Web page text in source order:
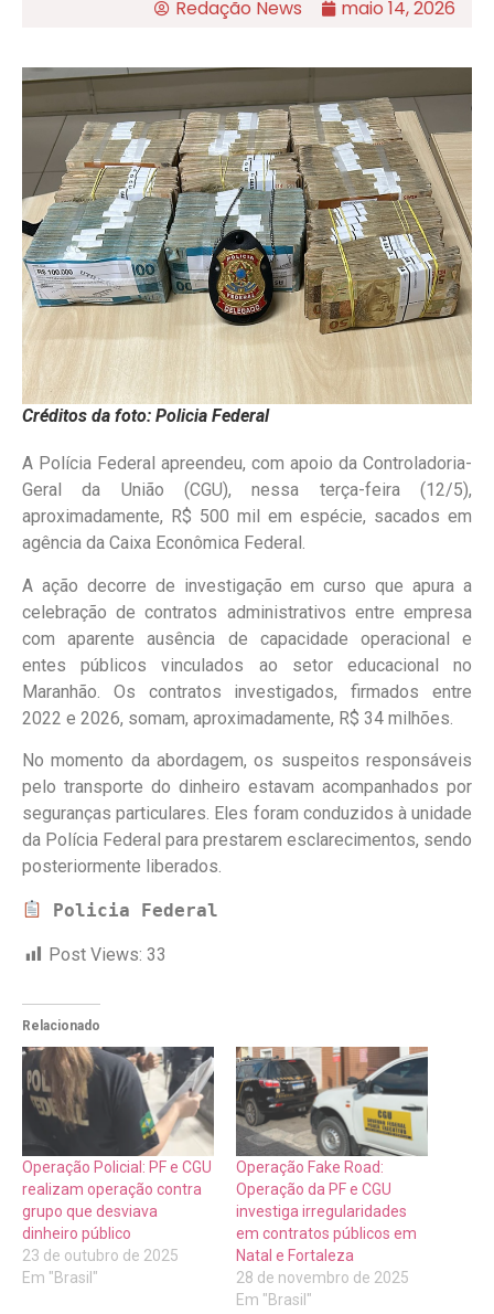
Redação News maio 14, 2026
Créditos da foto: Policia Federal
A Polícia Federal apreendeu, com apoio da Controladoria-
Geral da União (CGU), nessa terça-feira (12/5),
aproximadamente, R$ 500 mil em espécie, sacados em
agência da Caixa Econômica Federal.
A ação decorre de investigação em curso que apura a
celebração de contratos administrativos entre empresa
com aparente ausência de capacidade operacional e
entes públicos vinculados ao setor educacional no
Maranhão. Os contratos investigados, firmados entre
2022 e 2026, somam, aproximadamente, R$ 34 milhões.
No momento da abordagem, os suspeitos responsáveis
pelo transporte do dinheiro estavam acompanhados por
seguranças particulares. Eles foram conduzidos à unidade
da Polícia Federal para prestarem esclarecimentos, sendo
posteriormente liberados.
Policia Federal
Post Views: 33
Relacionado
Operação Policial: PF e CGU
realizam operação contra
grupo que desviava
dinheiro público
23 de outubro de 2025
Em "Brasil"
Operação Fake Road:
Operação da PF e CGU
investiga irregularidades
em contratos públicos em
Natal e Fortaleza
28 de novembro de 2025
Em "Brasil"